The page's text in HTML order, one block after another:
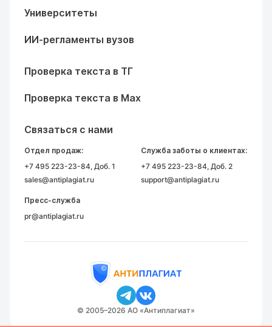
Университеты
ИИ-регламенты вузов
Проверка текста в ТГ
Проверка текста в Max
Связаться с нами
Отдел продаж:
+7 495 223-23-84, Доб. 1
sales@antiplagiat.ru
Служба заботы о клиентах:
+7 495 223-23-84, Доб. 2
support@antiplagiat.ru
Пресс-служба
pr@antiplagiat.ru
© 2005–2026 АО «Антиплагиат»